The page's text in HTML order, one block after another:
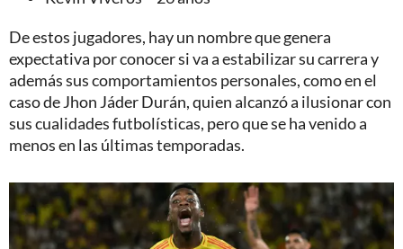
De estos jugadores, hay un nombre que genera
expectativa por conocer si va a estabilizar su carrera y
además sus comportamientos personales, como en el
caso de Jhon Jáder Durán, quien alcanzó a ilusionar con
sus cualidades futbolísticas, pero que se ha venido a
menos en las últimas temporadas.